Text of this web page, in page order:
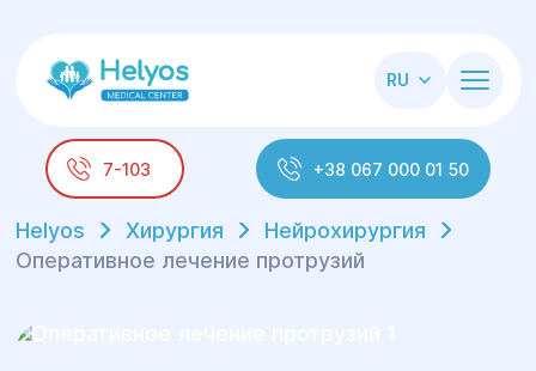
RU
7-103 +38 067 000 01 50
Helyos Хирургия
Нейрохирургия
Оперативное лечение протрузий